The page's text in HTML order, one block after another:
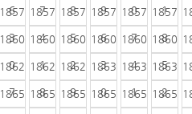
6 7 8 9 0 1
1857
3
1857
4
1857
5
1857
6
1857
7
1857
8
1860
0
1860
1
1860
2
1860
3
1860
4
1860
5
1862
7
1862
8
1862
9
1863
0
1863
1
1863
2
1865 1865 1865 1865 1865 1865